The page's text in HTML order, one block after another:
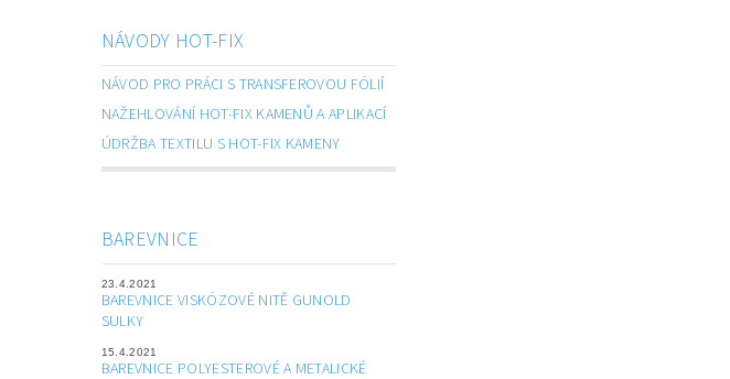
NÁVODY HOT-FIX
NÁVOD PRO PRÁCI S TRANSFEROVOU FÓLIÍ
NAŽEHLOVÁNÍ HOT-FIX KAMENŮ A APLIKACÍ
ÚDRŽBA TEXTILU S HOT-FIX KAMENY
BAREVNICE
23.4.2021
BAREVNICE VISKÓZOVÉ NITĚ GUNOLD
SULKY
15.4.2021
BAREVNICE POLYESTEROVÉ A METALICKÉ